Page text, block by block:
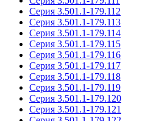
Серия 3.501.1-179.112
Серия 3.501.1-179.113
Серия 3.501.1-179.114
Серия 3.501.1-179.115
Серия 3.501.1-179.116
Серия 3.501.1-179.117
Серия 3.501.1-179.118
Серия 3.501.1-179.119
Серия 3.501.1-179.120
Серия 3.501.1-179.121